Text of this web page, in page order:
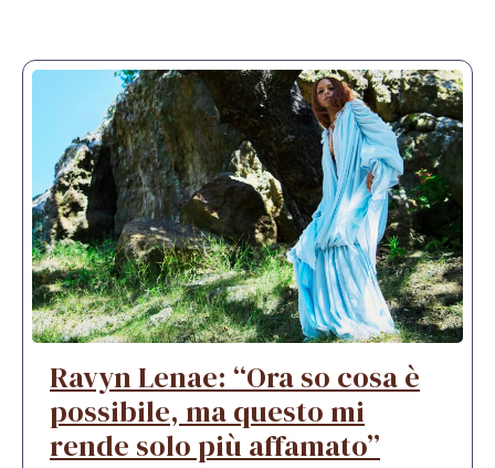
Ravyn Lenae: “Ora so cosa è
possibile, ma questo mi
rende solo più affamato”